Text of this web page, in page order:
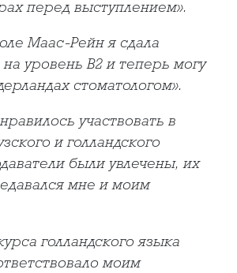
перед выступлением».
Маас-Рейн я сдала
уровень B2 и теперь могу
стоматологом».
участвовать в
и голландского
были увлечены, их
мне и моим
голландского языка
моим